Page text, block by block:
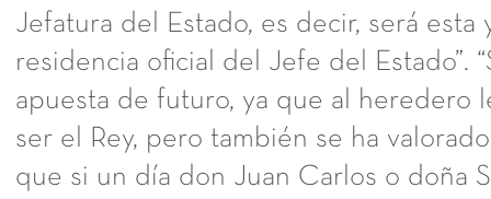
Jefatura del Estado, es decir, será esta
residencia oficial del Jefe del Estado”.
apuesta de futuro, ya que al heredero
ser el Rey, pero también se ha
que si un día don Juan Carlos o doña